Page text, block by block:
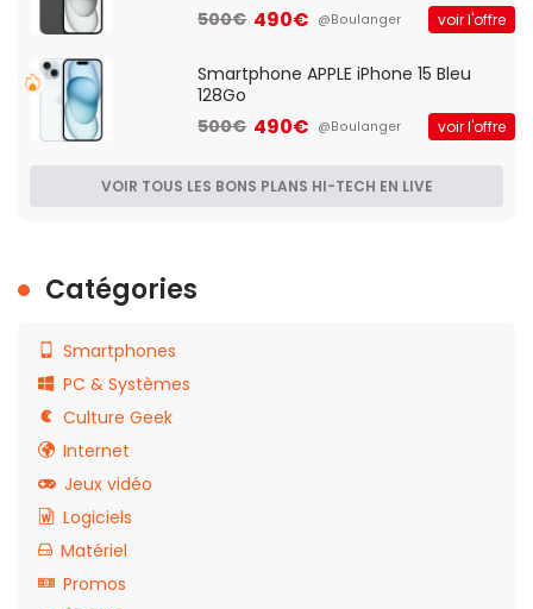
500€ 490€ @Boulanger voir l'offre
Smartphone APPLE iPhone 15 Bleu
128Go
500€ 490€ @Boulanger voir l'offre
VOIR TOUS LES BONS PLANS HI-TECH EN LIVE
Catégories
Smartphones
PC & Systèmes
Culture Geek
Internet
Jeux vidéo
Logiciels
Matériel
Promos